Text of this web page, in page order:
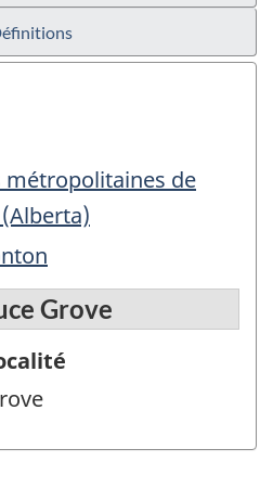
métropolitaines de
Grove